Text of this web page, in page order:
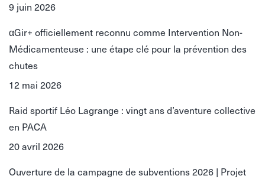
9 juin 2026
αGir+ officiellement reconnu comme Intervention Non-
Médicamenteuse : une étape clé pour la prévention des
chutes
12 mai 2026
Raid sportif Léo Lagrange : vingt ans d’aventure collective
en PACA
20 avril 2026
Ouverture de la campagne de subventions 2026 | Projet